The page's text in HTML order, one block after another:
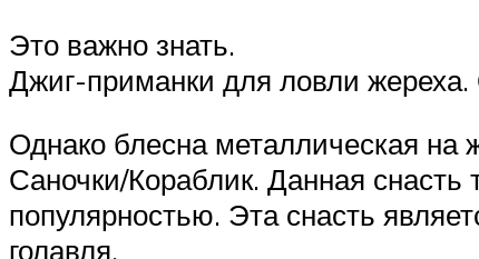
Это важно знать.
Джиг-приманки для ловли
Однако блесна металлическая на
Саночки/Кораблик. Данная снасть
популярностью. Эта снасть
голавля.